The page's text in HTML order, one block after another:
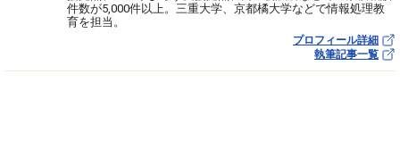
件数が5,000件以上。三重大学、京都橘大学などで情報処理教
育を担当。
プロフィール詳細
執筆記事一覧